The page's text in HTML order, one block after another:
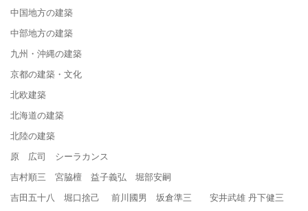
中国地方の建築
中部地方の建築
九州・沖縄の建築
京都の建築・文化
北欧建築
北海道の建築
北陸の建築
原 広司 シーラカンス
吉村順三 宮脇檀 益子義弘 堀部安嗣
吉田五十八 堀口捨己 前川國男 坂倉準三 安井武雄 丹下健三